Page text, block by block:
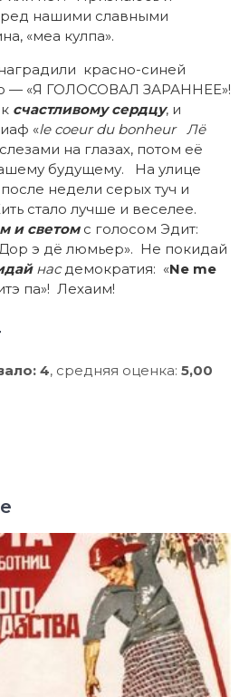
нашими славными
«меа кулпа».
красно-синей
— «Я ГОЛОСОВАЛ ЗАРАННЕЕ»!
счастливому сердцу, и
«le coeur du bonheur Лё
на глазах, потом её
будущему. На улице
недели серых туч и
стало лучше и веселее.
и светомс голосом Эдит:
э дё люмьер». Не покидай
насдемократия: «Ne me
па»! Лехаим!
4, средняя оценка: 5,00